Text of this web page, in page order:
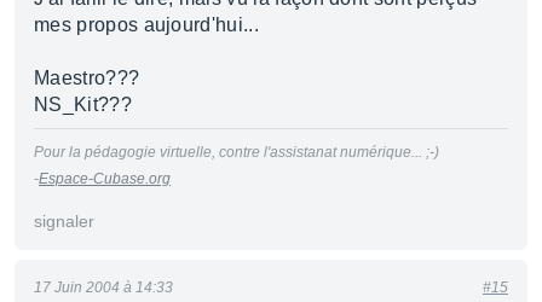
mes propos aujourd'hui...
Maestro???
NS_Kit???
Pour la pédagogie virtuelle, contre l'assistanat numérique... ;-)
-Espace-Cubase.org
signaler
17 Juin 2004 à 14:33 #15